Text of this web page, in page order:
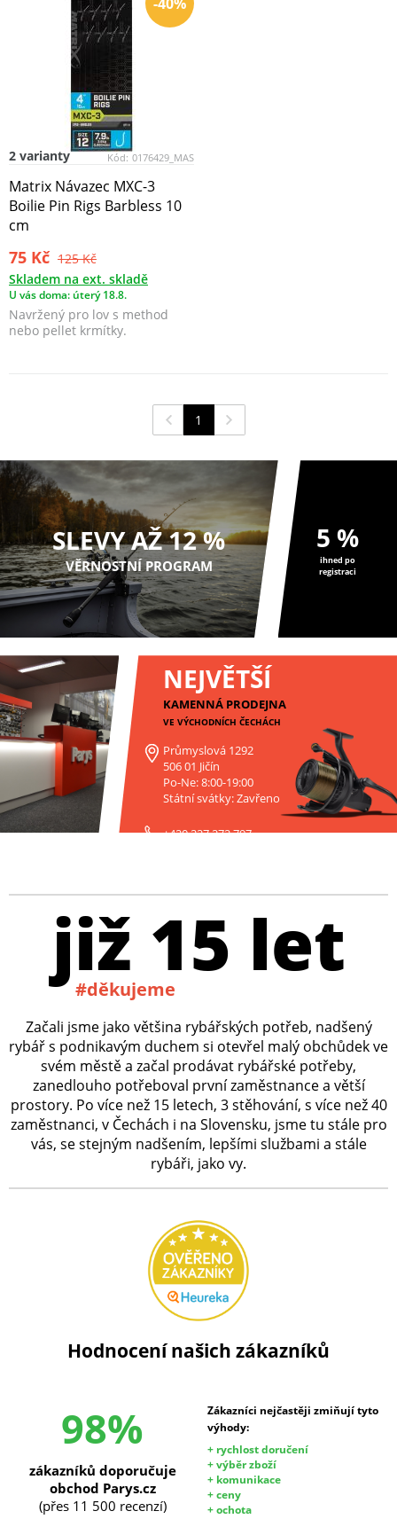
Kód: 0176429_MAS
2 varianty
Matrix Návazec MXC-3
Boilie Pin Rigs Barbless 10
cm
75 Kč 125 Kč
Skladem na ext. skladě
U vás doma: úterý 18.8.
Navržený pro lov s method
nebo pellet krmítky.
1
SLEVY AŽ 12 %
VĚRNOSTNÍ PROGRAM
5 %
ihned po
registraci
NEJVĚTŠÍ
KAMENNÁ PRODEJNA
VE VÝCHODNÍCH ČECHÁCH
Průmyslová 1292
506 01 Jičín
Po-Ne: 8:00-19:00
Státní svátky: Zavřeno
+420 227 272 797
již 15 let
#děkujeme
Začali jsme jako většina rybářských potřeb, nadšený
rybář s podnikavým duchem si otevřel malý obchůdek ve
svém městě a začal prodávat rybářské potřeby,
zanedlouho potřeboval první zaměstnance a větší
prostory. Po více než 15 letech, 3 stěhování, s více než 40
zaměstnanci, v Čechách i na Slovensku, jsme tu stále pro
vás, se stejným nadšením, lepšími službami a stále
rybáři, jako vy.
Hodnocení našich zákazníků
98%
Zákazníci nejčastěji zmiňují tyto
výhody:
+ rychlost doručení
+ výběr zboží
+ komunikace
+ ceny
+ ochota
zákazníků doporučuje
obchod Parys.cz
(přes 11 500 recenzí)